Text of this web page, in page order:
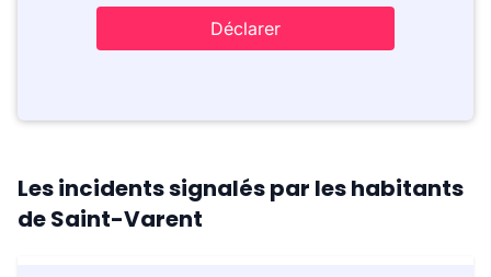
Déclarer
Les incidents signalés par les habitants
de Saint-Varent